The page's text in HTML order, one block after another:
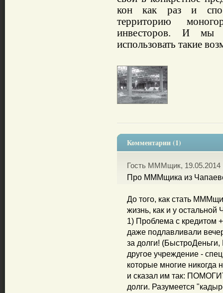
кон как раз и
территорию
инвесторов. И мы
использовать такие
Комментарии (1)
Гость МММщик, 19.05.2014
Про МММщика из
До того, как стать
жизнь, как и у
1) Проблема с кредитом
даже подлавливали
за долги!
другое учреждение -
которые многие никогда
и сказал им так:
долги. Разумеется